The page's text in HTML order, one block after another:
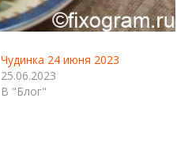
Чудинка 24 июня 2023
25.06.2023
В "Блог"